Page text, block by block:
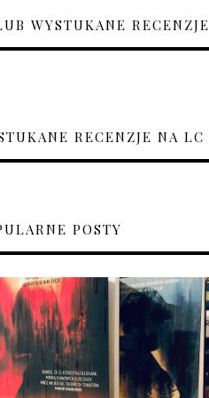
WYSTUKANE RECENZJE
RECENZJE NA LC
POSTY